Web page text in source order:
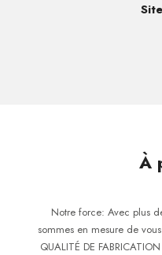
À
Notre force: Avec plus
sommes en mesure de
QUALITÉ DE